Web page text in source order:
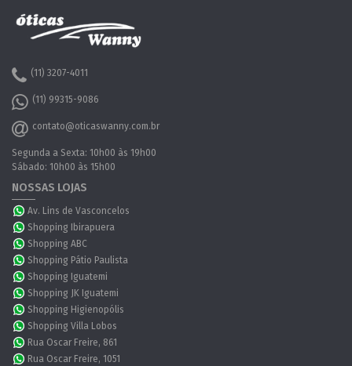
(11) 3207-4011
(11) 99315-9086
contato@oticaswanny.com.br
Segunda a Sexta: 10h00 às 19h00
Sábado: 10h00 às 15h00
NOSSAS LOJAS
Av. Lins de Vasconcelos
Shopping Ibirapuera
Shopping ABC
Shopping Pátio Paulista
Shopping Iguatemi
Shopping JK Iguatemi
Shopping Higienopólis
Shopping Villa Lobos
Rua Oscar Freire, 861
Rua Oscar Freire, 1051